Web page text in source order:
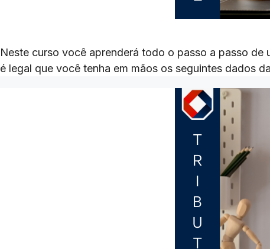
Neste curso você aprenderá todo o passo a passo de
é legal que você tenha em mãos os seguintes dados